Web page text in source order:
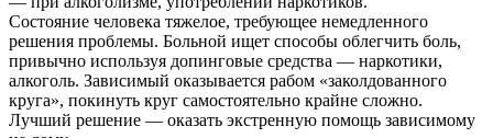
Состояние человека тяжелое, требующее немедленного
решения проблемы. Больной ищет способы облегчить боль,
привычно используя допинговые средства — наркотики,
алкоголь. Зависимый оказывается рабом «заколдованного
круга», покинуть круг самостоятельно крайне сложно.
Лучший решение — оказать экстренную помощь зависимому